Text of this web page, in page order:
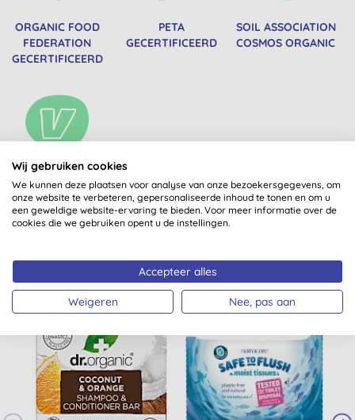
ORGANIC FOOD
FEDERATION
GECERTIFICEERD
PETA
GECERTIFICEERD
SOIL ASSOCIATION
COSMOS ORGANIC
VEGAN
Misschien ook iets voor jou
Wij gebruiken cookies
We kunnen deze plaatsen voor analyse van onze bezoekersgegevens, om
onze website te verbeteren, gepersonaliseerde inhoud te tonen en om u
een geweldige website-ervaring te bieden. Voor meer informatie over de
cookies die we gebruiken opent u de instellingen.
Accepteer alles
Weigeren Nee, pas aan